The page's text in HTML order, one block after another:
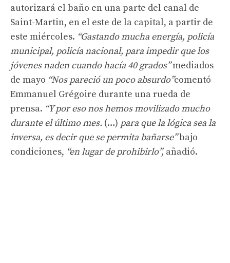
autorizará el baño en una parte del canal de
Saint-Martin, en el este de la capital, a partir de
este miércoles. “Gastando mucha energía, policía
municipal, policía nacional, para impedir que los
jóvenes naden cuando hacía 40 grados”mediados
de mayo “Nos pareció un poco absurdo”comentó
Emmanuel Grégoire durante una rueda de
prensa. “Y por eso nos hemos movilizado mucho
durante el último mes. (…) para que la lógica sea la
inversa, es decir que se permita bañarse”bajo
condiciones, “en lugar de prohibirlo”, añadió.